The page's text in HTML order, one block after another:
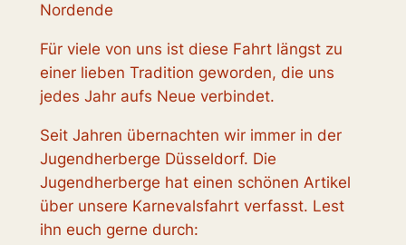
Nordende
Für viele von uns ist diese Fahrt längst zu
einer lieben Tradition geworden, die uns
jedes Jahr aufs Neue verbindet.
Seit Jahren übernachten wir immer in der
Jugendherberge Düsseldorf. Die
Jugendherberge hat einen schönen Artikel
über unsere Karnevalsfahrt verfasst. Lest
ihn euch gerne durch: